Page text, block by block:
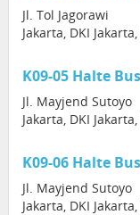
Jl. Tol Jagorawi
Jakarta, DKI
K09-05 Halte
Jl. Mayjend Sutoyo
Jakarta, DKI
K09-06 Halte
Jl. Mayjend Sutoyo
Jakarta, DKI